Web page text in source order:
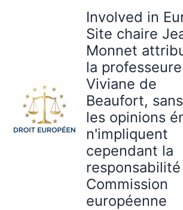
Involved in
Site chaire
Monnet
la professeure
Viviane de
Beaufort,
les opinions
n'impliquent
cependant la
Commission
européenne